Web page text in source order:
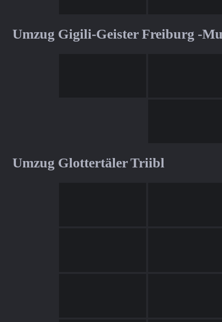
Umzug Gigili-Geister Freiburg -
Umzug Glottertäler Triibl